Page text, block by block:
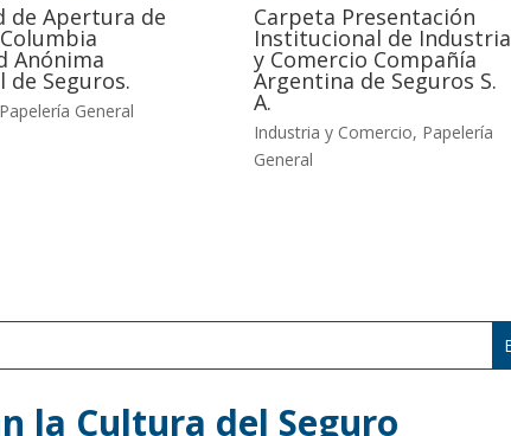
de Apertura de
Anónima
de Seguros.
Papelería General
Carpeta Presentación
Institucional de Industria
y Comercio Compañía
Argentina de Seguros S.
A.
Industria y Comercio, Papelería
General
la Cultura del Seguro